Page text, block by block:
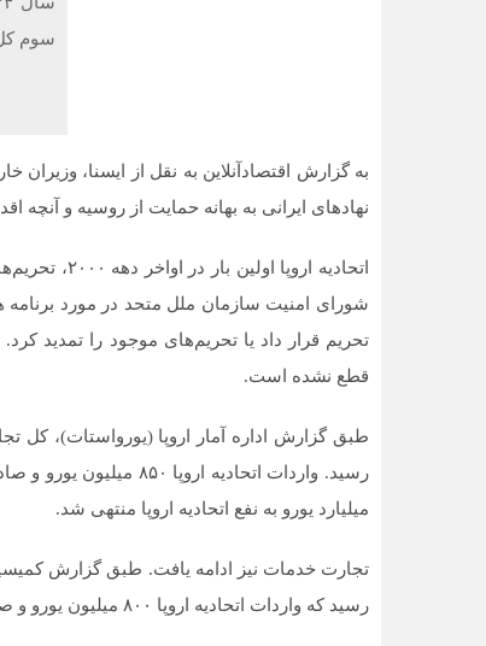
سوم کل
به گزارش اقتصادآنلاین به نقل از ایسنا، وزیران
نهاد‌های ایرانی به بهانه حمایت از روسیه و
اتحادیه
شورای امنیت سازمان ملل متحد در مورد برنامه
تحریم قرار داد یا تحریم‌های موجود را تمدید
قطع نشده است.
میلیارد یورو به نفع اتحادیه اروپا منتهی شد.
رسید که واردات اتحادیه اروپا ۸۰۰ میلیون یورو و صادرات آن ۸۷۰ میلیون یورو بود.